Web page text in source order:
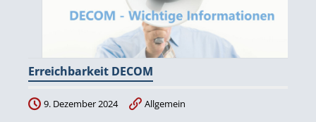
Erreichbarkeit DECOM
9. Dezember 2024 Allgemein